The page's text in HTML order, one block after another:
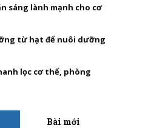
sáng lành mạnh cho cơ
từ hạt để nuôi dưỡng
lọc cơ thể, phòng
Bài mới